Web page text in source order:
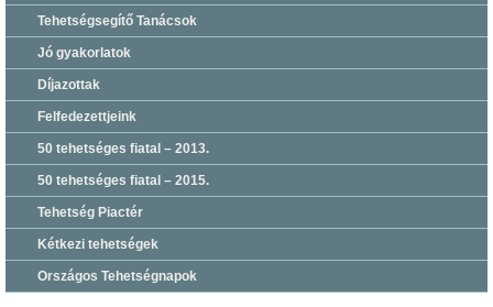
Tehetségsegítő Tanácsok
Jó gyakorlatok
Díjazottak
Felfedezettjeink
50 tehetséges fiatal – 2013.
50 tehetséges fiatal – 2015.
Tehetség Piactér
Kétkezi tehetségek
Országos Tehetségnapok